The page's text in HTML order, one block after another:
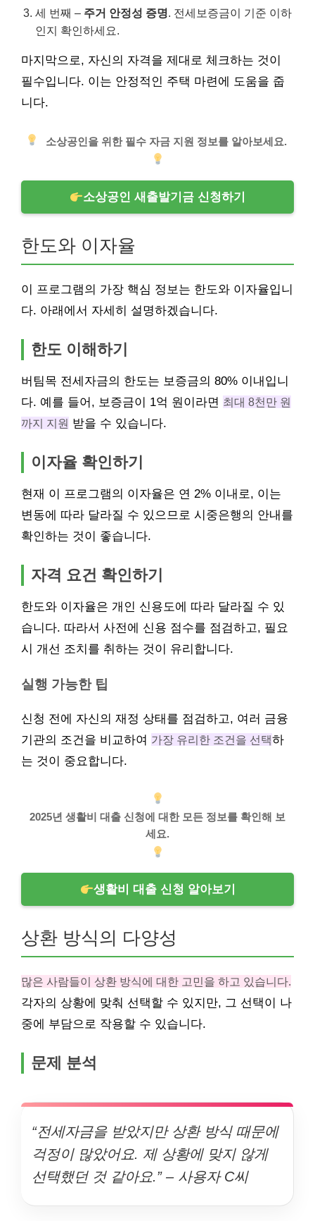
세 번째 – 주거 안정성 증명. 전세보증금이 기준 이하
인지 확인하세요.
마지막으로, 자신의 자격을 제대로 체크하는 것이
필수입니다. 이는 안정적인 주택 마련에 도움을 줍
니다.
소상공인을 위한 필수 자금 지원 정보를 알아보세요.
소상공인 새출발기금 신청하기
한도와 이자율
이 프로그램의 가장 핵심 정보는 한도와 이자율입니
다. 아래에서 자세히 설명하겠습니다.
한도 이해하기
버팀목 전세자금의 한도는 보증금의 80% 이내입니
다. 예를 들어, 보증금이 1억 원이라면 최대 8천만 원
까지 지원 받을 수 있습니다.
이자율 확인하기
현재 이 프로그램의 이자율은 연 2% 이내로, 이는
변동에 따라 달라질 수 있으므로 시중은행의 안내를
확인하는 것이 좋습니다.
자격 요건 확인하기
한도와 이자율은 개인 신용도에 따라 달라질 수 있
습니다. 따라서 사전에 신용 점수를 점검하고, 필요
시 개선 조치를 취하는 것이 유리합니다.
실행 가능한 팁
신청 전에 자신의 재정 상태를 점검하고, 여러 금융
기관의 조건을 비교하여 가장 유리한 조건을 선택하
는 것이 중요합니다.
2025년 생활비 대출 신청에 대한 모든 정보를 확인해 보
세요.
생활비 대출 신청 알아보기
상환 방식의 다양성
많은 사람들이 상환 방식에 대한 고민을 하고 있습니다.
각자의 상황에 맞춰 선택할 수 있지만, 그 선택이 나
중에 부담으로 작용할 수 있습니다.
문제 분석
“전세자금을 받았지만 상환 방식 때문에
걱정이 많았어요. 제 상황에 맞지 않게
선택했던 것 같아요.” – 사용자 C씨